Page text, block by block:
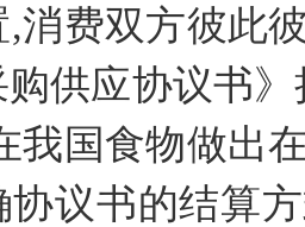
,消费双方彼此
供应协议书
我国食物做出
协议书的结算